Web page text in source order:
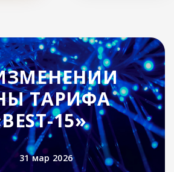
ТАРИФА
15»
31 мар 2026